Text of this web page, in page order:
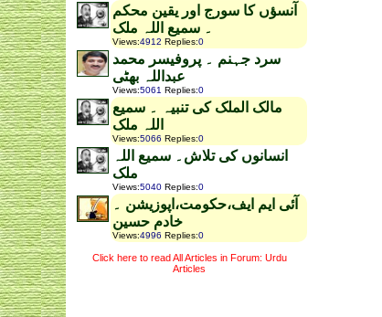
آنسؤں کا سورج اور یقین محکم
۔ سمیع اللہ ملک
Views:4912 Replies:0
سرد جہنم ۔ پروفیسر محمد
عبداللہ بھٹی
Views:5061 Replies:0
مالک الملک کی تنبیہ ۔ سمیع
اللہ ملک
Views:5066 Replies:0
انسانوں کی تلاش۔ سمیع اللہ
ملک
Views:5040 Replies:0
آئی ایم ایف،حکومت،اپوزیشن ۔
خادم حسین
Views:4996 Replies:0
Click here to read All Articles in Forum: Urdu
Articles